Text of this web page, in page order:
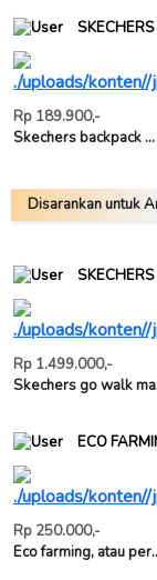
SKECHERS
Rp 189.900,-
Skechers backpack ...
Disarankan untuk
SKECHERS
Rp 1.499.000,-
Skechers go walk
ECO
Rp 250.000,-
Eco farming, atau